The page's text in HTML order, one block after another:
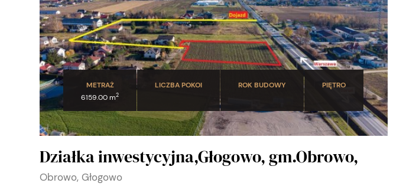
METRAŻ
6159.00 m2
LICZBA POKOI ROK BUDOWY PIĘTRO
Działka inwestycyjna,Głogowo, gm.Obrowo,
Obrowo, Głogowo